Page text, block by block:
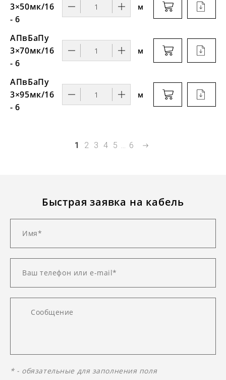
3×50мк/16
- 6
м
АПвБаПу
3×70мк/16
- 6
м
АПвБаПу
3×95мк/16
- 6
м
1 2 3 4 5 6
Быстрая заявка на кабель
* - обязательные для заполнения поля